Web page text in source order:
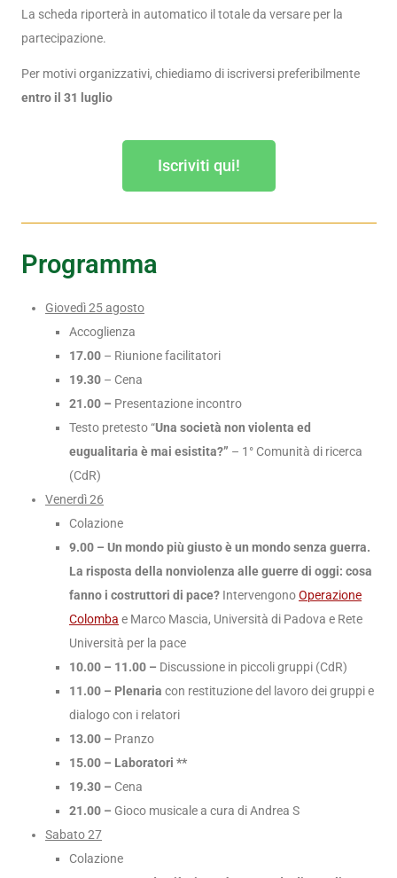
La scheda riporterà in automatico il totale da versare per la
partecipazione.
Per motivi organizzativi, chiediamo di iscriversi preferibilmente
entro il 31 luglio
Iscriviti qui!
Programma
Giovedì 25 agosto
Accoglienza
17.00– Riunione facilitatori
19.30– Cena
21.00 – Presentazione incontro
Testo pretesto “Una società non violenta ed
eugualitaria è mai esistita?” – 1° Comunità di ricerca
(CdR)
Venerdì 26
Colazione
9.00 – Un mondo più giusto è un mondo senza guerra.
La risposta della nonviolenza alle guerre di oggi: cosa
fanno i costruttori di pace? IntervengonoOperazione
Colomba e Marco Mascia, Università di Padova e Rete
Università per la pace
10.00 – 11.00 – Discussione in piccoli gruppi (CdR)
11.00 – Plenaria con restituzione del lavoro dei gruppi e
dialogo con i relatori
13.00 – Pranzo
15.00 – Laboratori **
19.30 – Cena
21.00 – Gioco musicale a cura di Andrea S
Sabato 27
Colazione